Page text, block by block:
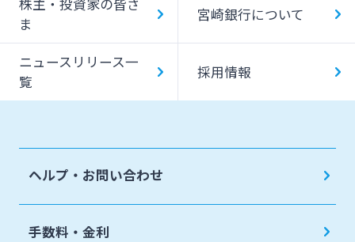
株主・投資家の皆さ
ま
宮崎銀行について
ニュースリリース一
覧
採用情報
ヘルプ・お問い合わせ
手数料・金利